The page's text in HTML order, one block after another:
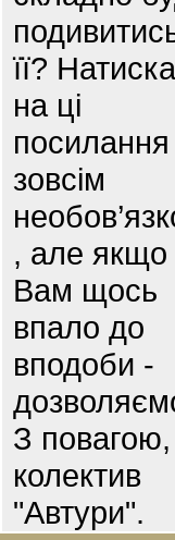
її?
на ці
посилання
зовсім
, але якщо
Вам щось
впало до
вподоби -
З повагою,
колектив
"Автури".